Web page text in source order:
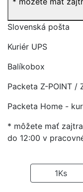
Slovenská pošta
Kuriér UPS
Balíkobox
Packeta Z-POINT /
Packeta Home -
* môžete mať
do 12:00 v
1Ks